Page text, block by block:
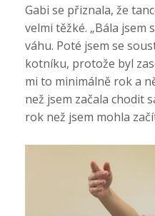
Gabi se přiznala, že
velmi těžké. „Bála
váhu. Poté jsem se
kotníku, protože byl
mi to minimálně rok a
než jsem začala chodit
rok než jsem mohla